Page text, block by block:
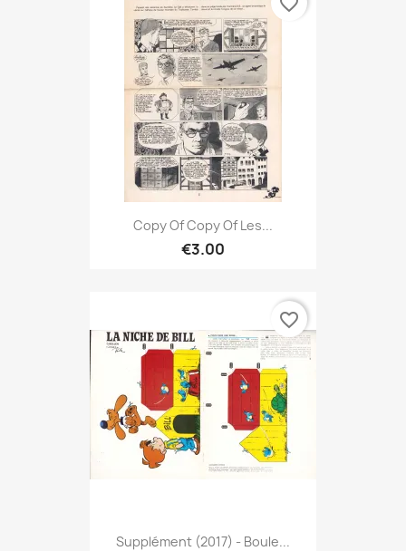
Copy Of Copy Of Les...
€3.00
Supplément (2017) - Boule...
favorite_border